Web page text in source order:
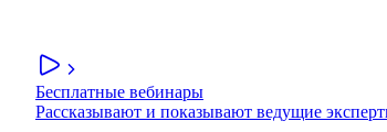
Бесплатные вебинары
Рассказывают и показывают ведущие